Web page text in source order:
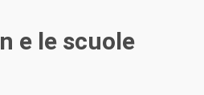
e le scuole